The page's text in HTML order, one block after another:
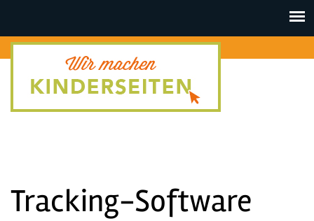
Toggle
Tracking-Software